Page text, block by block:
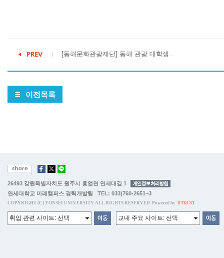
[동해문화관광재단] 동해 관광 대학생..
이전목록
26493 강원특별자치도 원주시 흥업면 연세대길 1
연세대학교 미래캠퍼스 경력개발팀 TEL: 033)760-2651~3
COPYRIGHT (C) YONSEI UNIVERSITY ALL RIGHTS RESERVED. Powered by D'TRUST